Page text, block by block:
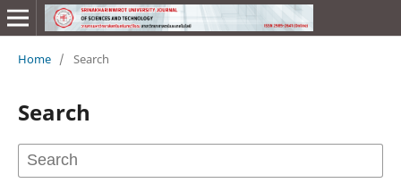
Home / Search
Search